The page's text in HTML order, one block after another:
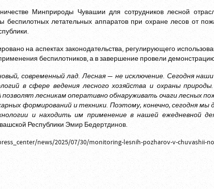
Минприроды Чувашии для сотрудников лесной
беспилотных летательных аппаратов при охране лесов от
на аспектах законодательства, регулирующего
беспилотников, а в завершение провели
современный лад. Лесная — не исключение. Сегодня
в сфере ведения лесного хозяйства и охраны
лесникам оперативно обнаруживать очаги лесных
формирований и техники. Поэтому, конечно, сегодня мы
и находить им применение в нашей ежедневной
Республики Эмир Бедертдинов.
news/2025/07/30/monitoring-lesnih-pozharov-v-chuvashii-